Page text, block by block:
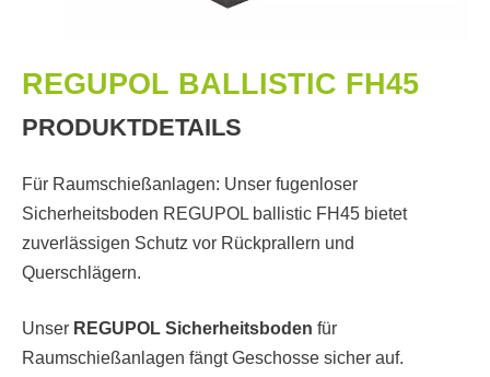
REGUPOL BALLISTIC FH45
PRODUKTDETAILS
Für Raumschießanlagen: Unser fugenloser
Sicherheitsboden REGUPOL ballistic FH45 bietet
zuverlässigen Schutz vor Rückprallern und
Querschlägern.
Unser REGUPOL Sicherheitsboden für
Raumschießanlagen fängt Geschosse sicher auf.